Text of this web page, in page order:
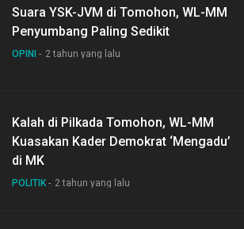
Suara YSK-JVM di Tomohon, WL-MM
Penyumbang Paling Sedikit
OPINI 2 tahun yang lalu
Kalah di Pilkada Tomohon, WL-MM
Kuasakan Kader Demokrat ‘Mengadu’
di MK
POLITIK 2 tahun yang lalu